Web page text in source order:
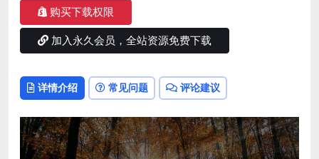
购买下载权限
加入永久会员，全站资源免费下载
详情介绍 常见问题 评论建议